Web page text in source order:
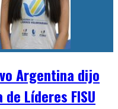
Argentina dijo
Líderes FISU